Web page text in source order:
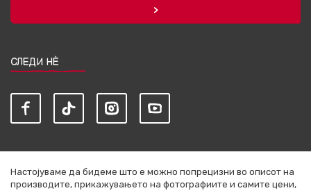
СЛЕДИ НЀ
Настојуваме да бидеме што е можно попрецизни во описот на
производите, прикажувањето на фотографиите и самите цени,